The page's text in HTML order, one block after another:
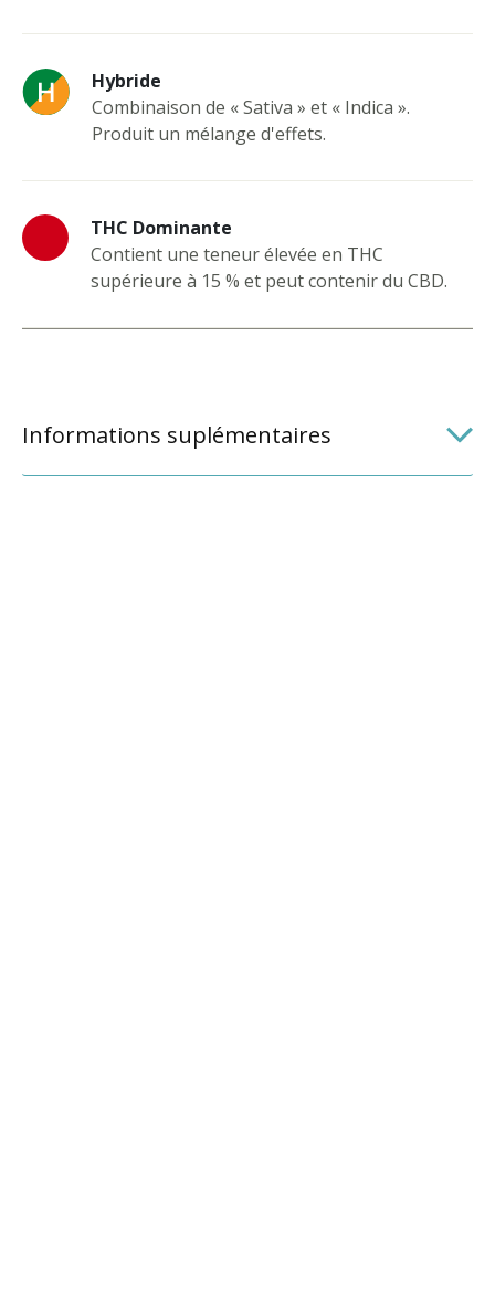
Hybride
Combinaison de « Sativa » et « Indica ».
Produit un mélange d'effets.
THC Dominante
Contient une teneur élevée en THC
supérieure à 15 % et peut contenir du CBD.
Informations suplémentaires